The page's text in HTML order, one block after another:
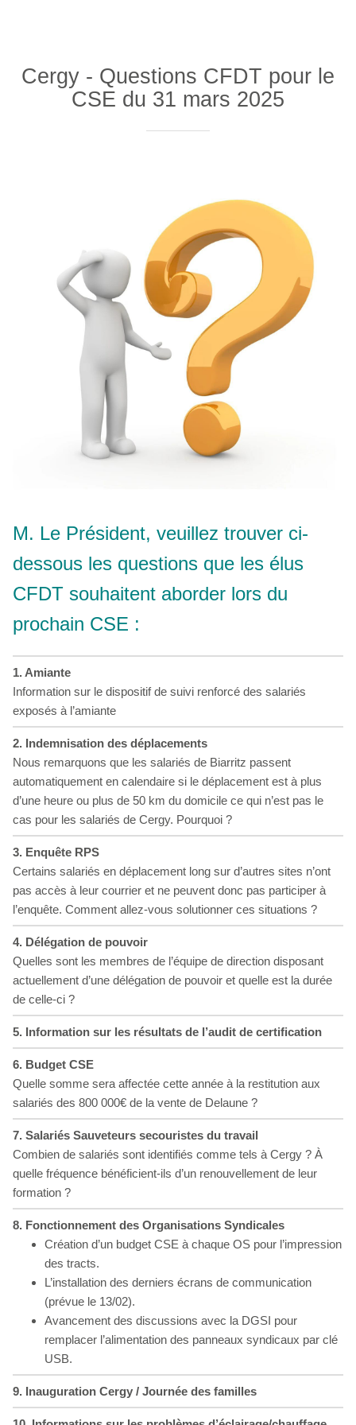
Cergy - Questions CFDT pour le
CSE du 31 mars 2025
M. Le Président, veuillez trouver ci-
dessous les questions que les élus
CFDT souhaitent aborder lors du
prochain CSE :
1. Amiante
Information sur le dispositif de suivi renforcé des salariés
exposés à l’amiante
2. Indemnisation des déplacements
Nous remarquons que les salariés de Biarritz passent
automatiquement en calendaire si le déplacement est à plus
d’une heure ou plus de 50 km du domicile ce qui n’est pas le
cas pour les salariés de Cergy. Pourquoi ?
3. Enquête RPS
Certains salariés en déplacement long sur d’autres sites n’ont
pas accès à leur courrier et ne peuvent donc pas participer à
l’enquête. Comment allez-vous solutionner ces situations ?
4. Délégation de pouvoir
Quelles sont les membres de l’équipe de direction disposant
actuellement d’une délégation de pouvoir et quelle est la durée
de celle-ci ?
5. Information sur les résultats de l’audit de certification
6. Budget CSE
Quelle somme sera affectée cette année à la restitution aux
salariés des 800 000€ de la vente de Delaune ?
7. Salariés Sauveteurs secouristes du travail
Combien de salariés sont identifiés comme tels à Cergy ? À
quelle fréquence bénéficient-ils d’un renouvellement de leur
formation ?
8. Fonctionnement des Organisations Syndicales
Création d’un budget CSE à chaque OS pour l’impression
des tracts.
L’installation des derniers écrans de communication
(prévue le 13/02).
Avancement des discussions avec la DGSI pour
remplacer l’alimentation des panneaux syndicaux par clé
USB.
9. Inauguration Cergy / Journée des familles